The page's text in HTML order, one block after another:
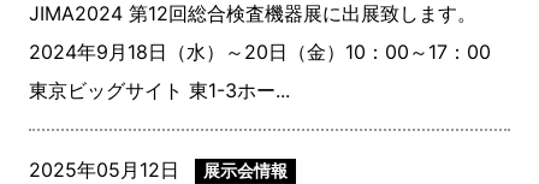
JIMA2024 第12回総合検査機器展に出展致します。
2024年9月18日（水）～20日（金）10：00～17：00
東京ビッグサイト 東1-3ホー...
2025年05月12日 展示会情報